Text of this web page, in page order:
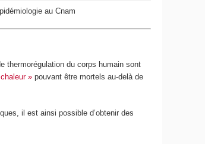
au Cnam
thermorégulation du corps humain sont
» pouvant être mortels au-delà de
il est ainsi possible d’obtenir des